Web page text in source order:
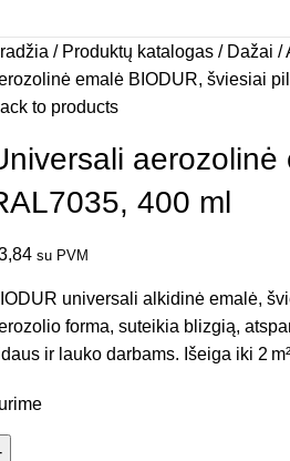
Produktų katalogas Dažai
emalė BIODUR, šviesiai
to products
400 ml
su PVM
universali alkidinė emalė,
forma, suteikia blizgią,
ir lauko darbams. Išeiga iki 2